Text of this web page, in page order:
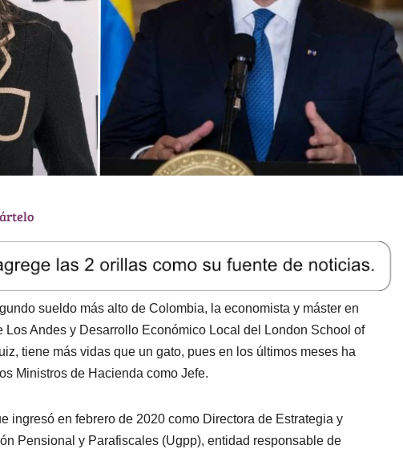
sueldo más alto de Colombia, la economista y máster en
Andes y Desarrollo Económico Local del London School of
tiene más vidas que un gato, pues en los últimos meses ha
Ministros de Hacienda como Jefe.
ingresó en febrero de 2020 como Directora de Estrategia y
Pensional y Parafiscales (Ugpp), entidad responsable de